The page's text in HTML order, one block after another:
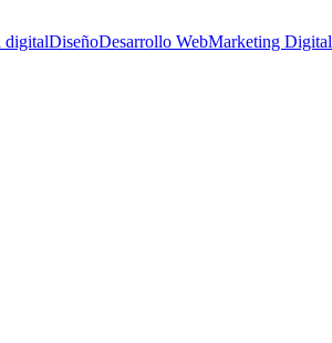
digitalDiseñoDesarrollo WebMarketing Digital